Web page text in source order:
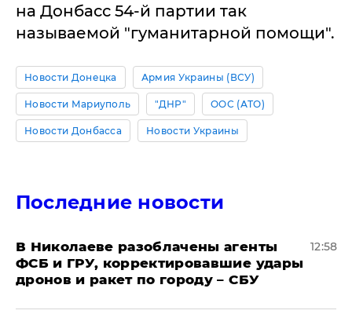
на Донбасс 54-й партии так
называемой "гуманитарной помощи".
Новости Донецка Армия Украины (ВСУ)
Новости Мариуполь "ДНР" ООС (АТО)
Новости Донбасса Новости Украины
Последние новости
В Николаеве разоблачены агенты
ФСБ и ГРУ, корректировавшие удары
дронов и ракет по городу – СБУ
12:58